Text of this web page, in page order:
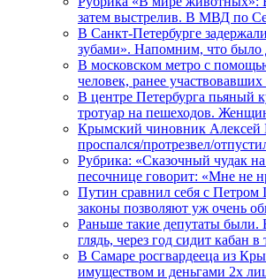
затем выстрелив. В МВД по
В Санкт-Петербурге
зубами». Напомним, что было
В московском метро с
человек, ранее
В центре Петербурга пьяный
тротуар на пешеходов.
Крымский чиновник Алексей
проспался/протрезвел/
Рубрика: «Сказочный чудак
песочнице говорит: «Мне не
Путин сравнил себя с Петром
законы позволяют уж очень
Раньше такие депутаты были.
глядь, через год сидит кабан
В Самаре росгвардееца из
имуществом и деньгами 2х